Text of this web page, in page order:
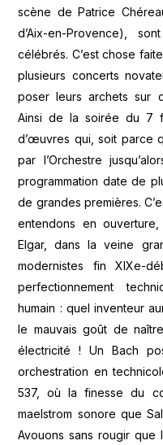
scène de Patrice
d’Aix-en-Provence),
célébrés. C’est chose
plusieurs concerts
poser leurs archets sur
Ainsi de la soirée du 7
d’œuvres qui, soit parce
par l’Orchestre
programmation date de
de grandes premières.
entendons en
Elgar, dans la veine
modernistes fin XIXe-
perfectionnement
humain : quel inventeur
le mauvais goût de
électricité ! Un Bach
orchestration en
537, où la finesse du
maelstrom sonore que
Avouons sans rougir